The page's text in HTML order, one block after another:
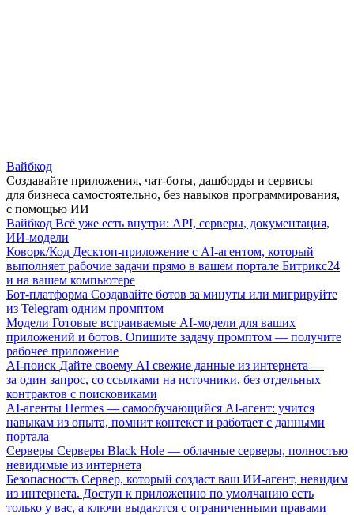
Вайбкод
Создавайте приложения, чат-боты, дашборды и сервисы
для бизнеса самостоятельно, без навыков программирования,
с помощью ИИ
Вайбкод Всё уже есть внутри: API, серверы, документация,
ИИ-модели
Коворк/Код Десктоп-приложение с AI-агентом, который
выполняет рабочие задачи прямо в вашем портале Битрикс24
и на вашем компьютере
Бот-платформа Создавайте ботов за минуты или мигрируйте
из Telegram одним промптом
Модели Готовые встраиваемые AI-модели для ваших
приложений и ботов. Опишите задачу промптом — получите
рабочее приложение
AI-поиск Дайте своему AI свежие данные из интернета —
за один запрос, со ссылками на источники, без отдельных
контрактов с поисковиками
AI-агенты Hermes — самообучающийся AI-агент: учится
навыкам из опыта, помнит контекст и работает с данными
портала
Серверы Серверы Black Hole — облачные серверы, полностью
невидимые из интернета
Безопасность Сервер, который создаст ваш ИИ-агент, невидим
из интернета. Доступ к приложению по умолчанию есть
только у вас, а ключи выдаются с ограниченными правами